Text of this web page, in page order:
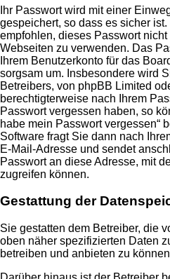
Ihr Passwort wird mit einer
gespeichert, so dass es sicher
empfohlen, dieses Passwort
Webseiten zu verwenden. Das
Ihrem Benutzerkonto für das
sorgsam um. Insbesondere wird
Betreibers, von phpBB Limited
berechtigterweise nach Ihrem
Passwort vergessen haben, so
habe mein Passwort vergessen“
Software fragt Sie dann nach
E-Mail-Adresse und sendet
Passwort an diese Adresse, mit
zugreifen können.
Gestattung der
Sie gestatten dem Betreiber, die
oben näher spezifizierten Daten
betreiben und anbieten zu